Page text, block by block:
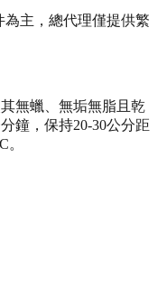
主，總代理僅提供繁
無蠟、無垢無脂且乾
鐘，保持20-30公分距